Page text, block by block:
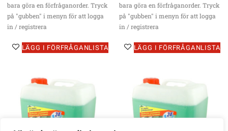
bara göra en förfråganorder. Tryck
på "gubben" i menyn för att logga
in / registrera
LÄGG I FÖRFRÅGANLISTA
bara göra en förfråganorder. Tryck
på "gubben" i menyn för att logga
in / registrera
LÄGG I FÖRFRÅGANLISTA